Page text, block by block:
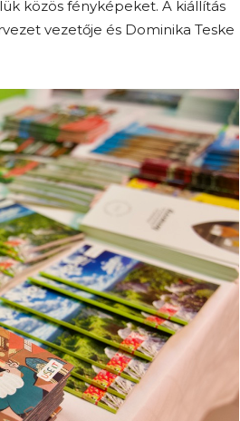
közös fényképeket. A kiállítás
vezetője és Dominika Teske